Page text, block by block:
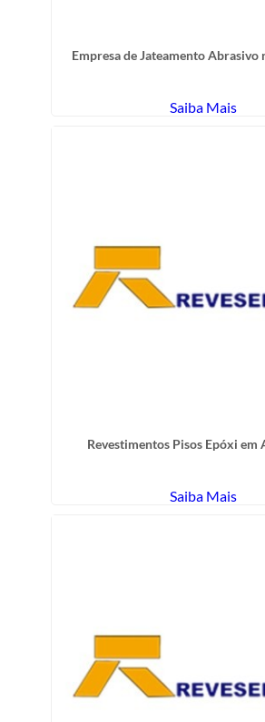
Empresa de Jateamento Abrasivo
Saiba Mais
Revestimentos Pisos Epóxi em
Saiba Mais